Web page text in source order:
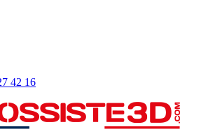
42 16